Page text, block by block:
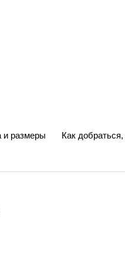
и размеры
Как добраться,